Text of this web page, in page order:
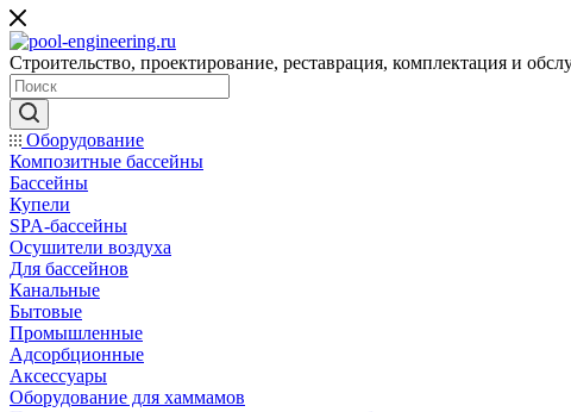
Строительство, проектирование, реставрация, комплектация и
Оборудование
Композитные бассейны
Бассейны
Купели
SPA-бассейны
Осушители воздуха
Для бассейнов
Канальные
Бытовые
Промышленные
Адсорбционные
Аксессуары
Оборудование для хаммамов